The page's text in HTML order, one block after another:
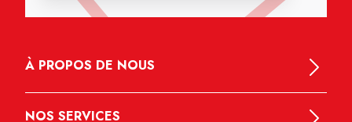
À PROPOS DE NOUS
NOS SERVICES